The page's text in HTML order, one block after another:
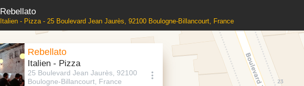
Rebellato
Italien - Pizza - 25 Boulevard Jean Jaurès, 92100 Boulogne-Billancourt, France
Rebellato
Italien - Pizza
25 Boulevard Jean Jaurès, 92100
Boulogne-Billancourt, France